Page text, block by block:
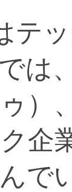
テ
は
ゥ
企
で